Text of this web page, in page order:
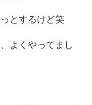
とするけど笑
よくやってまし